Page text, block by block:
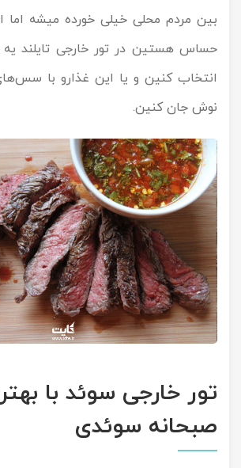
بین مردم محلی خیلی خورده میشه اما
حساس هستین در تور خارجی تایلند یه
انتخاب کنین و یا این غذارو با
نوش جان کنین.
تور خارجی سوئد با
صبحانه سوئدی